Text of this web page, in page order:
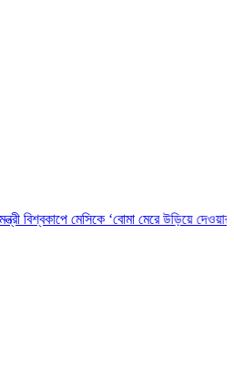
মেসিকে ‘বোমা মেরে উড়িয়ে দেওয়ার’ হুমকি,